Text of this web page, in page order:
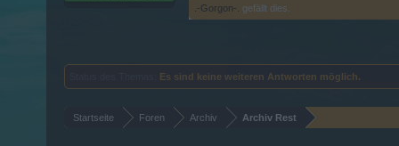
.-Gorgon-. gefällt dies.
Es sind keine weiteren Antworten möglich.
Startseite Foren Archiv Archiv Rest